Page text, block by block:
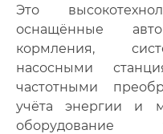
Это
оснащённые
кормления,
насосными
частотными
учёта энергии и
оборудование